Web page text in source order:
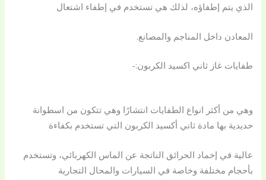
الذي يتم إطفاؤه، لذلك هي تستخدم في إطفاء اشتعال
المعادن داخل المناجم والمصانع.
طفايات غاز ثاني اكسيد الكربون:-
وهي من أكثر انواع الطفايات انتشارًا وهي تتكون من اسطوانة
حديدية بها مادة ثاني أكسيد الكربون التي تستخدم بكفاءة
عالية في إخماد الحرائق الناتجة عن الماس الكهربائي، وتستخدم
بأحجام مختلفة وخاصة في السيارات والمحال التجارية